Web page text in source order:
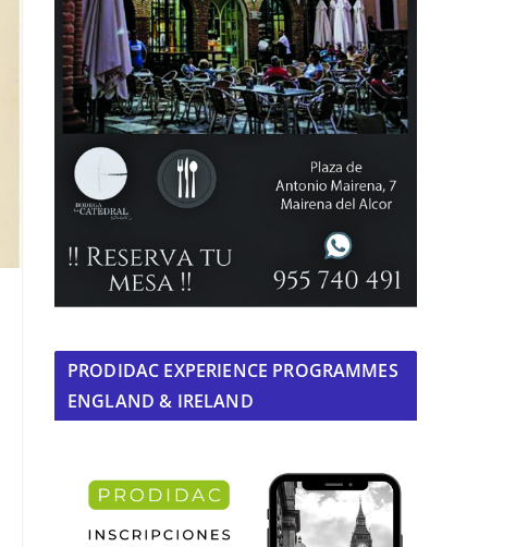
PRODIDAC EXPERIENCE PROGRAMMES
ENGLAND & IRELAND